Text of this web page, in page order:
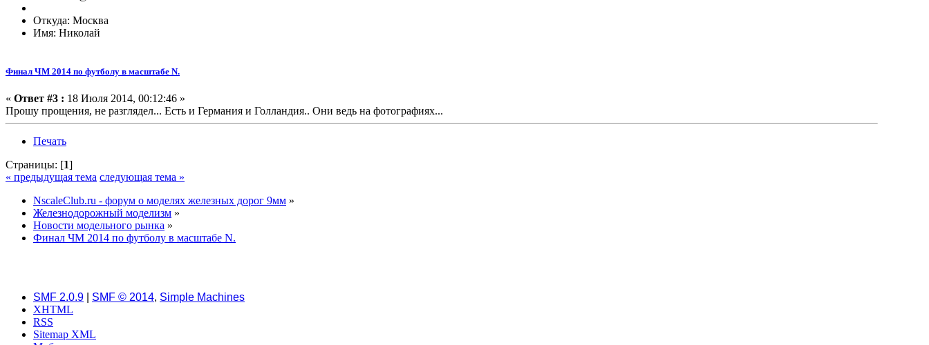
Откуда: Москва
Имя: Николай
Финал ЧМ 2014 по футболу в масштабе N.
« Ответ #3 : 18 Июля 2014, 00:12:46 »
Прошу прощения, не разглядел... Есть и Германия и Голландия.. Они ведь на фотографиях...
Печать
Страницы: [1]
« предыдущая тема следующая тема »
NscaleClub.ru - форум о моделях железных дорог 9мм »
Железнодорожный моделизм »
Новости модельного рынка »
Финал ЧМ 2014 по футболу в масштабе N.
SMF 2.0.9 SMF © 2014, Simple Machines
XHTML
RSS
Sitemap XML